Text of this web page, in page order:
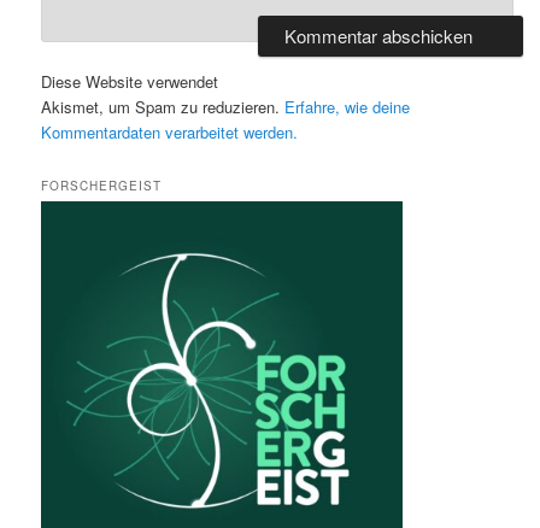
Diese Website verwendet
Akismet, um Spam zu reduzieren. Erfahre, wie deine
Kommentardaten verarbeitet werden.
FORSCHERGEIST